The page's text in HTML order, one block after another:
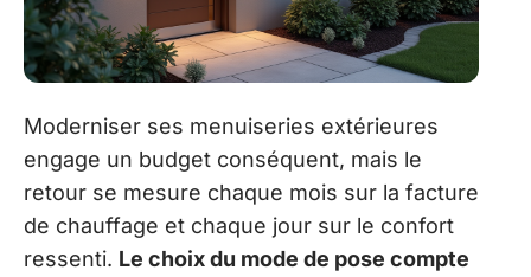
Moderniser ses menuiseries extérieures
engage un budget conséquent, mais le
retour se mesure chaque mois sur la facture
de chauffage et chaque jour sur le confort
ressenti. Le choix du mode de pose compte